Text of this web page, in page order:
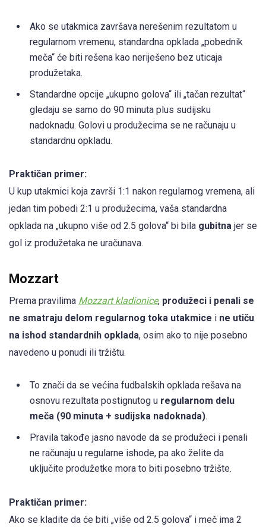
Ako se utakmica završava nerešenim rezultatom u
regularnom vremenu, standardna opklada „pobednik
meča“ će biti rešena kao neriješeno bez uticaja
produžetaka.
Standardne opcije „ukupno golova“ ili „tačan rezultat“
gledaju se samo do 90 minuta plus sudijsku
nadoknadu. Golovi u produžecima se ne računaju u
standardnu opkladu.
Praktičan primer:
U kup utakmici koja završi 1:1 nakon regularnog vremena, ali
jedan tim pobedi 2:1 u produžecima, vaša standardna
opklada na „ukupno više od 2.5 golova“ bi bila gubitna jer se
gol iz produžetaka ne uračunava.
Mozzart
Prema pravilima Mozzart kladionice, produžeci i penali se
ne smatraju delom regularnog toka utakmice i ne utiču
na ishod standardnih opklada, osim ako to nije posebno
navedeno u ponudi ili tržištu.
To znači da se većina fudbalskih opklada rešava na
osnovu rezultata postignutog u regularnom delu
meča (90 minuta + sudijska nadoknada).
Pravila takođe jasno navode da se produžeci i penali
ne računaju u regularne ishode, pa ako želite da
uključite produžetke mora to biti posebno tržište.
Praktičan primer:
Ako se kladite da će biti „više od 2.5 golova“ i meč ima 2